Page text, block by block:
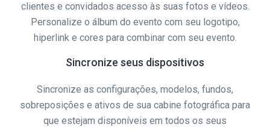
clientes e convidados acesso às suas fotos e vídeos.
Personalize o álbum do evento com seu logotipo,
hiperlink e cores para combinar com seu evento.
Sincronize seus dispositivos
Sincronize as configurações, modelos, fundos,
sobreposições e ativos de sua cabine fotográfica para
que estejam disponíveis em todos os seus